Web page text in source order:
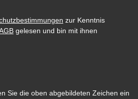
zur Kenntnis
gelesen und bin mit ihnen
Sie die oben abgebildeten Zeichen ein